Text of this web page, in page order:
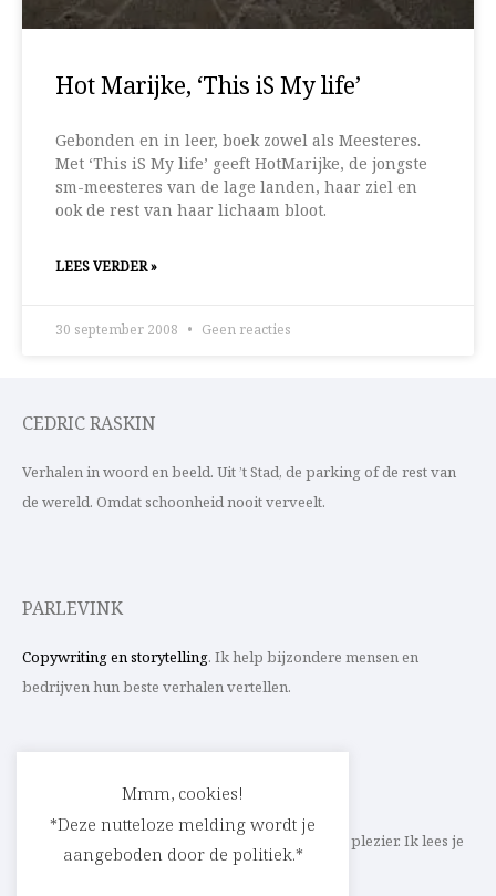
Hot Marijke, ‘This iS My life’
Gebonden en in leer, boek zowel als Meesteres.
Met ‘This iS My life’ geeft HotMarijke, de jongste
sm-meesteres van de lage landen, haar ziel en
ook de rest van haar lichaam bloot.
LEES VERDER »
30 september 2008 Geen reacties
CEDRIC RASKIN
Verhalen in woord en beeld. Uit ’t Stad, de parking of de rest van
de wereld. Omdat schoonheid nooit verveelt.
PARLEVINK
Copywriting en storytelling. Ik help bijzondere mensen en
bedrijven hun beste verhalen vertellen.
Schrijf ik straks mee aan jouw verhaal? Met veel plezier. Ik lees je
heel graag op
cedric@parlevink.be
Mmm, cookies!
*Deze nutteloze melding wordt je
aangeboden door de politiek.*